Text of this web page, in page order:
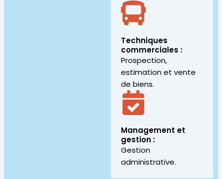
Techniques
commerciales :
Prospection,
estimation et vente
de biens.
Management et
gestion :
Gestion
administrative.